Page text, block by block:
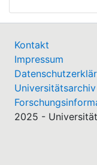
Kontakt
Impressum
Universitätsarchiv
2025 -